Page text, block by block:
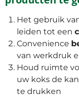
Het gebruik
leiden tot een
Convenience
van werkdruk
Houd ruimte
uw koks de
te drukken